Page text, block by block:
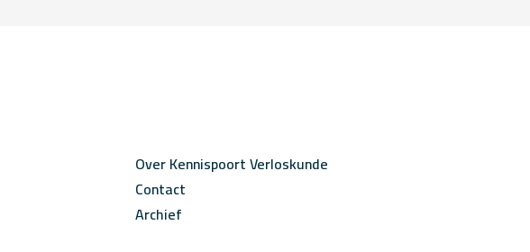
Over Kennispoort Verloskunde
Contact
Archief